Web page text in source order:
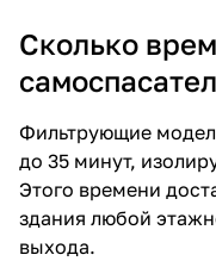
Сколько
Фильтрующие
до 35 минут,
Этого времени
здания любой
выхода.